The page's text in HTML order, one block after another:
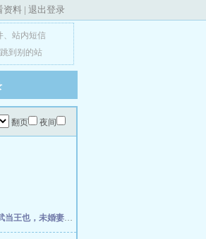
资料 | 退出登录
、 站内短信
到别的站
翻页 夜间
王也，未婚妻徐渭熊